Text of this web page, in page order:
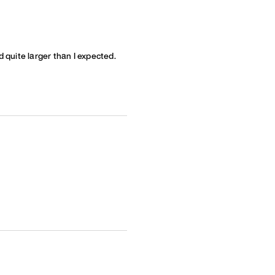
quite larger than I expected.